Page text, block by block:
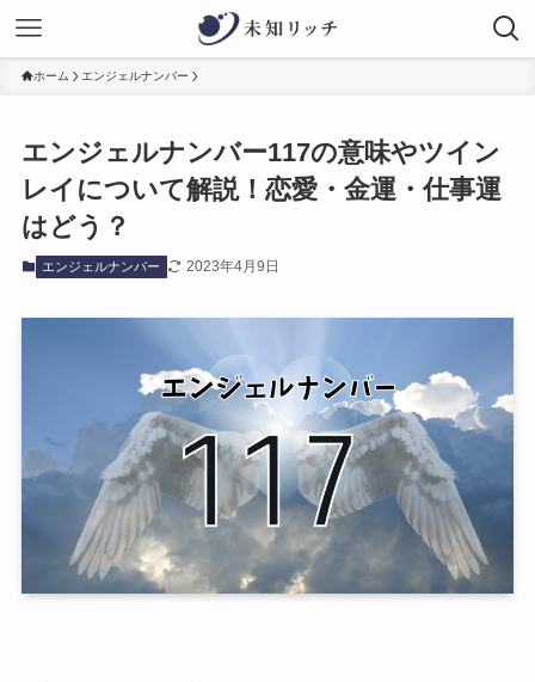
ホーム エンジェルナンバー
エンジェルナンバー117の意味やツイン
レイについて解説！恋愛・金運・仕事運
はどう？
エンジェルナンバー 2023年4月9日